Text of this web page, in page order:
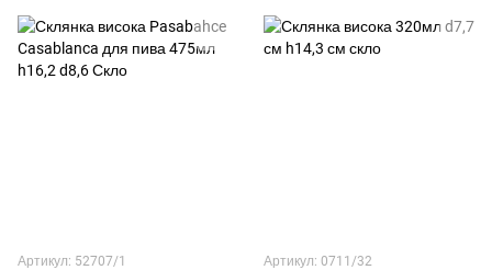
Артикул: 52707/1 Артикул: 0711/32